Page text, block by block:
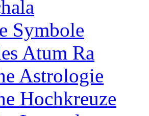
Symbole
Atum Ra
Astrologie
Hochkreuze